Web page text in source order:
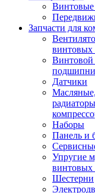
Винтовые
Запчасти для
винтовых
Винтовой
Датчики
Наборы
Панель и
Упругие
винтовых
Шестерни